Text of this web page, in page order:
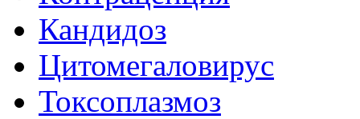
Кандидоз
Цитомегаловирус
Токсоплазмоз